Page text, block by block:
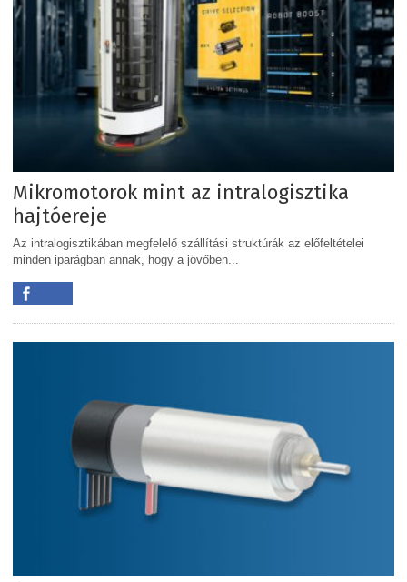
Mikromotorok mint az intralogisztika
hajtóereje
Az intralogisztikában megfelelő szállítási struktúrák az előfeltételei
minden iparágban annak, hogy a jövőben...